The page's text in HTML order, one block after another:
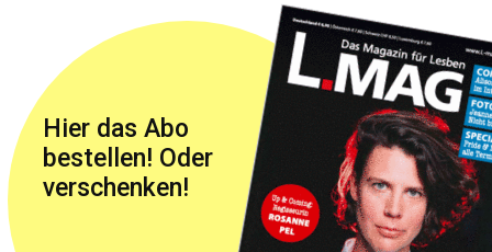
Hier das Abo
bestellen! Oder
verschenken!